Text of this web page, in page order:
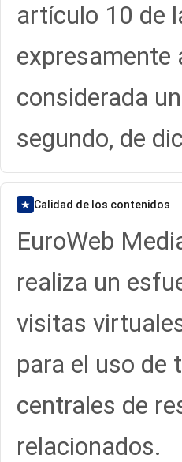
artículo 10 de
expresamente
considerada
segundo, de
★ Calidad de los contenidos
EuroWeb
realiza un
visitas
para el uso
centrales de
relacionados.